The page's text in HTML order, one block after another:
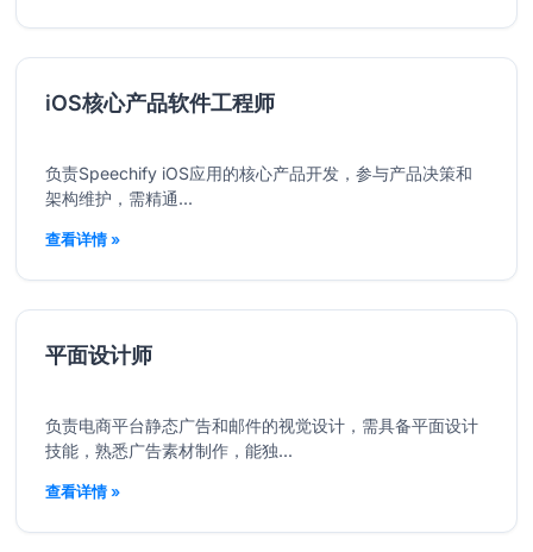
iOS核心产品软件工程师
负责Speechify iOS应用的核心产品开发，参与产品决策和
架构维护，需精通...
查看详情 »
平面设计师
负责电商平台静态广告和邮件的视觉设计，需具备平面设计
技能，熟悉广告素材制作，能独...
查看详情 »